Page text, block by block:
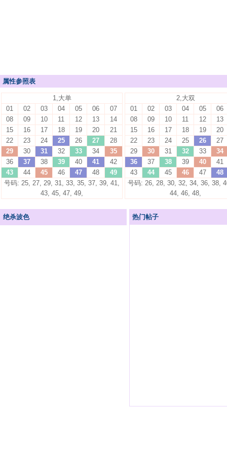
属性参照表
1,大单
01
02 03 04 05 06
07
08
09 10 11 12 13
14
15
16 17 18 19 20
21
22
23 24 25 26 27
28
29
30 31 32 33 34
35
36
37 38 39 40 41
42
43
44 45 46 47 48
49
号码: 25, 27, 29, 31, 33, 35, 37, 39, 41,
43, 45, 47, 49,
2,大双
01
02 03 04 05
06
08
09 10 11 12
13
15
16 17 18 19
20
22
23 24 25 26
27
29
30 31 32 33
34
36
37 38 39 40
41
43
44 45 46 47
48
号码: 26, 28, 30, 32, 34, 36, 38,
44, 46, 48,
绝杀波色 热门帖子